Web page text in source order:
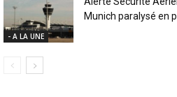
- A LA UNE
Munich paralysé en